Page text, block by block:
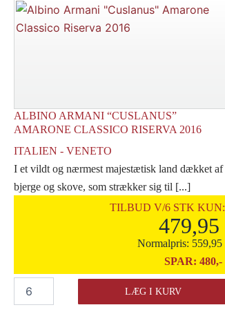
ALBINO ARMANI “CUSLANUS”
AMARONE CLASSICO RISERVA 2016
ITALIEN - VENETO
I et vildt og nærmest majestætisk land dækket af
bjerge og skove, som strækker sig til [...]
TILBUD V/6 STK KUN:
479,95
Normalpris: 559,95
SPAR: 480,-
Armani
LÆG I KURV